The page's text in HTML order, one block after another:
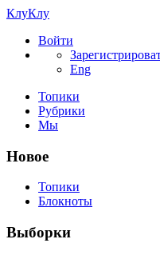
КлуКлу
Войти
Eng
Топики
Рубрики
Мы
Новое
Топики
Блокноты
Выборки